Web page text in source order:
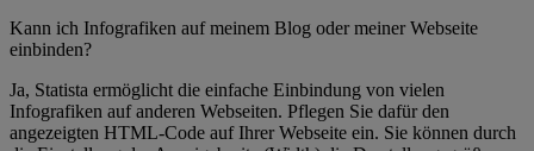
Kann ich Infografiken auf meinem Blog oder meiner Webseite
einbinden?
Ja, Statista ermöglicht die einfache Einbindung von vielen
Infografiken auf anderen Webseiten. Pflegen Sie dafür den
angezeigten HTML-Code auf Ihrer Webseite ein. Sie können durch